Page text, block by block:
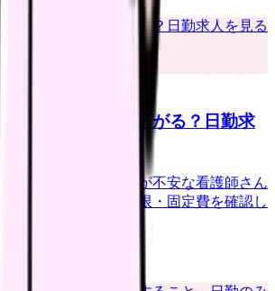
にすると給料は下がる？日勤求
チェック
れど給料が下がるのが不安な看護師さん
、夜勤手当・年収下限・固定費を確認し